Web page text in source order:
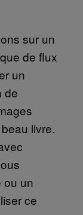
sur un
de flux
un
de
livre.
ou un
ce